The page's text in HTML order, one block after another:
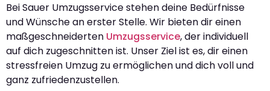
Bei Sauer Umzugsservice stehen deine Bedürfnisse
und Wünsche an erster Stelle. Wir bieten dir einen
maßgeschneiderten Umzugsservice, der individuell
auf dich zugeschnitten ist. Unser Ziel ist es, dir einen
stressfreien Umzug zu ermöglichen und dich voll und
ganz zufriedenzustellen.